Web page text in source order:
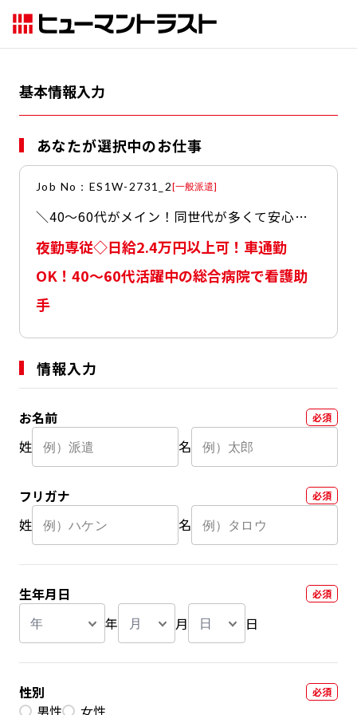
基本情報入力
あなたが選択中のお仕事
Job No：ES1W-2731_2[一般派遣]
＼40～60代がメイン！同世代が多くて安心♪
◆無料駐車場完備で便利 ◆残業なし＆定時退勤
◎ 深夜手当で効率よく稼げるのが魅力！ ブラ
ンク不問！週1日～・Wワークで安定収入目指
せます
夜勤専従◇日給2.4万円以上可！車通勤
OK！40～60代活躍中の総合病院で看護助
手
情報入力
お名前 必須
姓 名
フリガナ 必須
姓 名
生年月日 必須
年 年 月 月 日 日
性別 必須
男性 女性